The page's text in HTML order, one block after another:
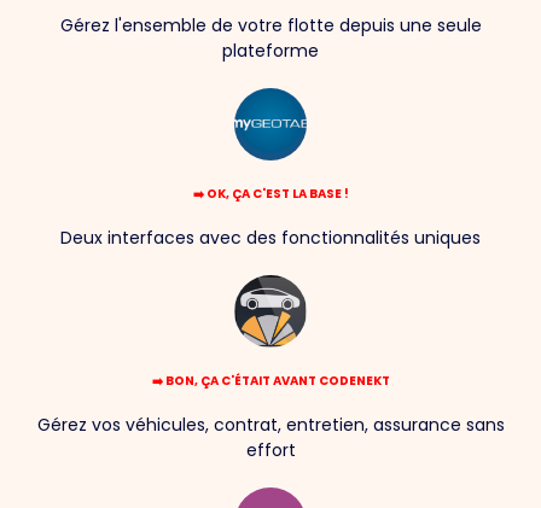
Gérez l'ensemble de votre flotte depuis une seule
plateforme
➡️ OK, ÇA C'EST LA BASE !
Deux interfaces avec des fonctionnalités uniques
➡️ BON, ÇA C'ÉTAIT AVANT CODENEKT
Gérez vos véhicules, contrat, entretien, assurance sans
effort